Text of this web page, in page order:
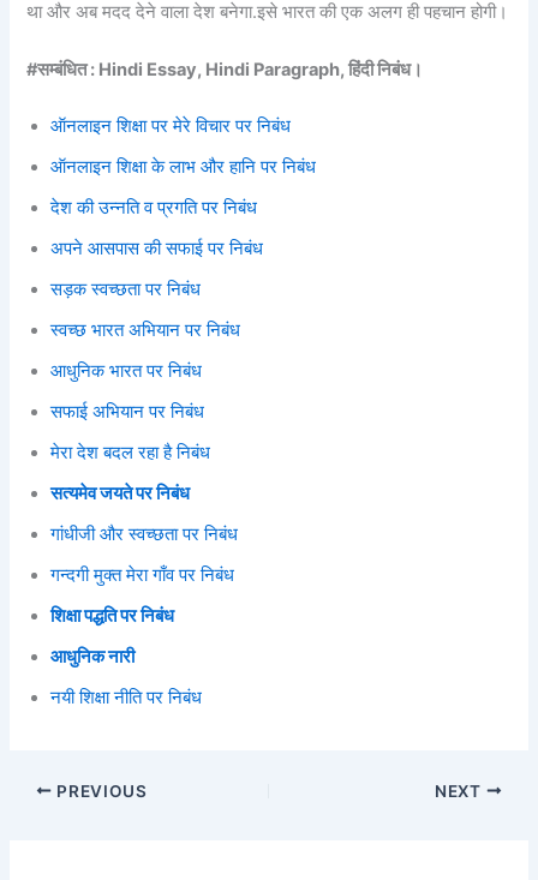
था और अब मदद देने वाला देश बनेगा.इसे भारत की एक अलग ही पहचान होगी।
#सम्बंधित : Hindi Essay, Hindi Paragraph, हिंदी निबंध।
ऑनलाइन शिक्षा पर मेरे विचार पर निबंध
ऑनलाइन शिक्षा के लाभ और हानि पर निबंध
देश की उन्नति व प्रगति पर निबंध
अपने आसपास की सफाई पर निबंध
सड़क स्वच्छता पर निबंध
स्वच्छ भारत अभियान पर निबंध
आधुनिक भारत पर निबंध
सफाई अभियान पर निबंध
मेरा देश बदल रहा है निबंध
सत्यमेव जयते पर निबंध
गांधीजी और स्वच्छता पर निबंध
गन्दगी मुक्त मेरा गाँव पर निबंध
शिक्षा पद्धति पर निबंध
आधुनिक नारी
नयी शिक्षा नीति पर निबंध
PREVIOUS NEXT